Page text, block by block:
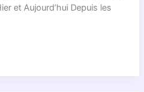
et Aujourd’hui Depuis les